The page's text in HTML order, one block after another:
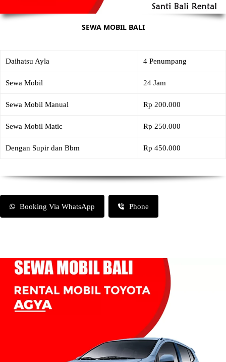
SEWA MOBIL BALI
Daihatsu Ayla 4 Penumpang
Sewa Mobil 24 Jam
Sewa Mobil Manual Rp 200.000
Sewa Mobil Matic Rp 250.000
Dengan Supir dan Bbm Rp 450.000
Booking Via WhatsApp Phone